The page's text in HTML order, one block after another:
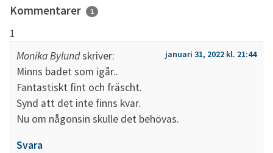
Kommentarer 1
Monika Bylundskriver: januari 31, 2022 kl. 21:44
Minns badet som igår..
Fantastiskt fint och fräscht.
Synd att det inte finns kvar.
Nu om någonsin skulle det behövas.
Svara